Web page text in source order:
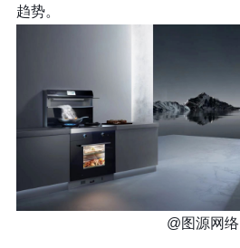
趋势。
@图源网络